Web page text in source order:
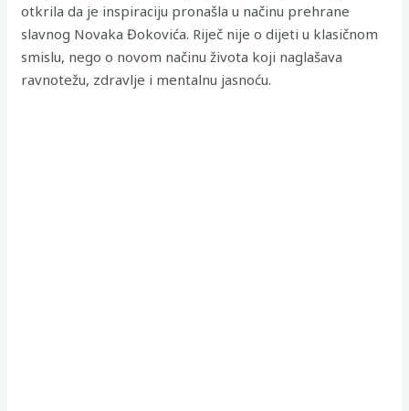
otkrila da je inspiraciju pronašla u načinu prehrane
slavnog Novaka Đokovića. Riječ nije o dijeti u klasičnom
smislu, nego o novom načinu života koji naglašava
ravnotežu, zdravlje i mentalnu jasnoću.